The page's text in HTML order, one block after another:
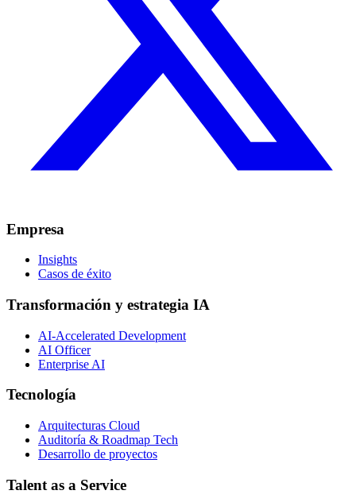
Empresa
Insights
Casos de éxito
Transformación y estrategia IA
AI-Accelerated Development
AI Officer
Enterprise AI
Tecnología
Arquitecturas Cloud
Auditoría & Roadmap Tech
Desarrollo de proyectos
Talent as a Service